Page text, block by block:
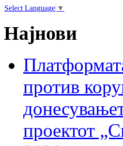
Select Language ▼
Најнови
против
проектот